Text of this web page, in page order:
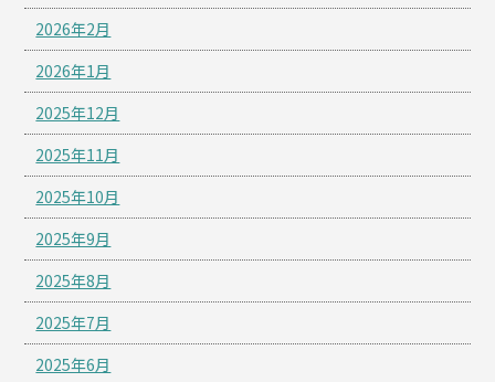
2026年2月
2026年1月
2025年12月
2025年11月
2025年10月
2025年9月
2025年8月
2025年7月
2025年6月